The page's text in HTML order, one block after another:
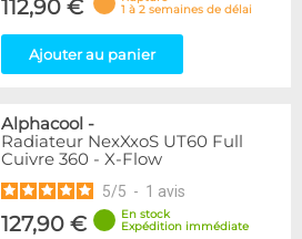
112,90 €
1 à 2 semaines de délai
Ajouter au panier
Alphacool -
Radiateur NexXxoS UT60 Full
Cuivre 360 - X-Flow
5/5 - 1 avis
127,90 €
En stock
Expédition immédiate